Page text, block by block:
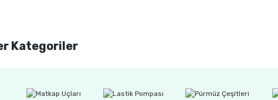
Kategoriler